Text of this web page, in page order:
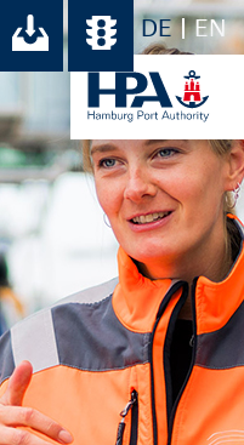
DE EN
Ihr Download-